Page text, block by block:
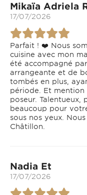
Mikaïa Adriela
17/07/2026
Parfait ! ❤️ Nous
cuisine avec mon
été accompagné
arrangeante et de
tombés en plus,
période. Et mention
poseur. Talentueux,
beaucoup pour
sous nos yeux.
Châtillon.
Nadia Et
17/07/2026